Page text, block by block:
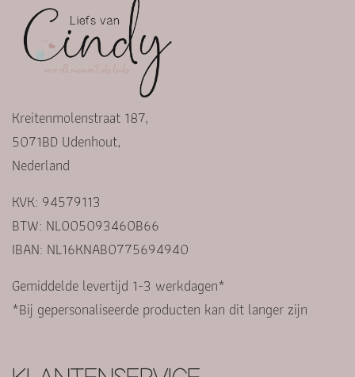
Kreitenmolenstraat 187,
5071BD Udenhout,
Nederland
KVK: 94579113
BTW: NL005093460B66
IBAN: NL16KNAB0775694940
Gemiddelde levertijd 1-3 werkdagen*
*Bij gepersonaliseerde producten kan dit langer zijn